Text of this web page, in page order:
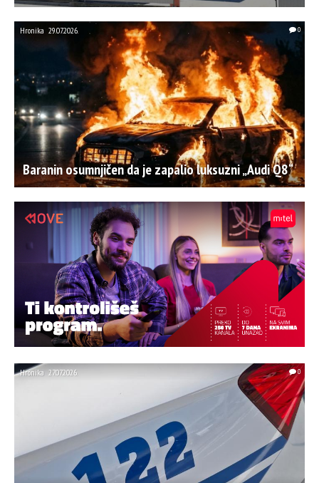
Baranin osumnjičen da je zapalio luksuzni „Audi Q8“
Hronika 29.07.2026. 0
Hronika 27.07.2026. 0